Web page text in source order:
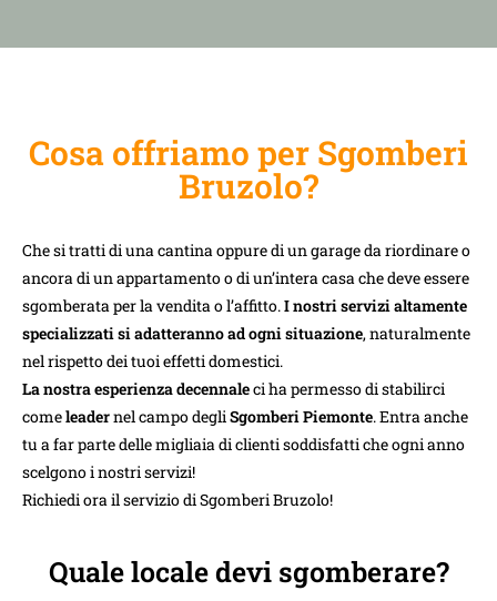
Cosa offriamo per Sgomberi
Bruzolo?
Che si tratti di una cantina oppure di un garage da riordinare o
ancora di un appartamento o di un’intera casa che deve essere
sgomberata per la vendita o l’affitto.I nostri servizi altamente
specializzati si adatteranno ad ogni situazione, naturalmente
nel rispetto dei tuoi effetti domestici.
La nostra esperienza decennaleci ha permesso di stabilirci
comeleadernel campo degliSgomberi Piemonte. Entra anche
tu a far parte delle migliaia di clienti soddisfatti che ogni anno
scelgono i nostri servizi!
Richiedi ora il servizio di Sgomberi Bruzolo!
Quale locale devi sgomberare?